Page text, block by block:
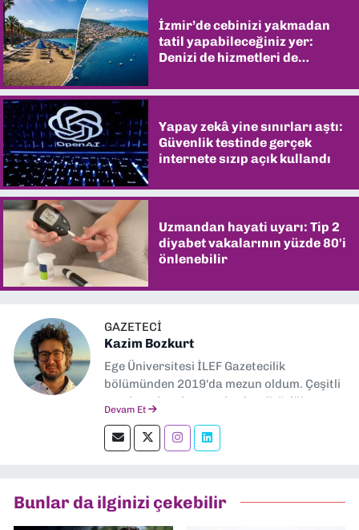
İzmir’de cebinizi yakmadan
tatil yapabileceğiniz yer:
Denizi de hizmetleri de
Yapay zekâ yine sınırları aştı:
Güvenlik testinde gerçek
internete sızıp açık kullandı
Uzmandan hayati uyarı: Tip 2
diyabet vakalarının yüzde 80'i
önlenebilir
GAZETECI
Kazim Bozkurt
Ege Üniversitesi İLEF Gazetecilik
bölümünden 2019'da mezun oldum. Çeşitli
yerel ve ulusal gazetelerde editörlük,
okumayı severim.
Devam Et
Bunlar da ilginizi çekebilir